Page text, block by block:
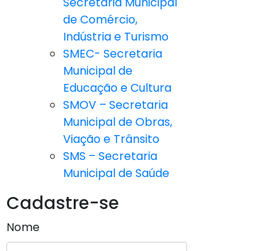
de Comércio,
Indústria e Turismo
SMEC- Secretaria
Municipal de
Educação e Cultura
SMOV – Secretaria
Municipal de Obras,
Viação e Trânsito
SMS – Secretaria
Municipal de Saúde
Cadastre-se
Nome